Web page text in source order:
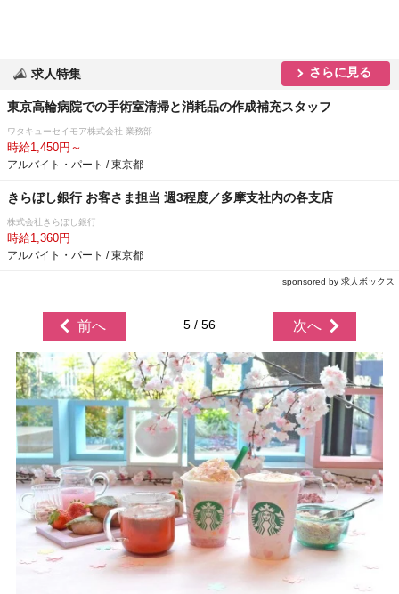
求人特集 さらに見る
東京高輪病院での手術室清掃と消耗品の作成補充スタッフ
ワタキューセイモア株式会社 業務部
時給1,450円～
アルバイト・パート / 東京都
きらぼし銀行 お客さま担当 週3程度／多摩支社内の各支店
株式会社きらぼし銀行
時給1,360円
アルバイト・パート / 東京都
sponsored by 求人ボックス
前へ 5 / 56 次へ